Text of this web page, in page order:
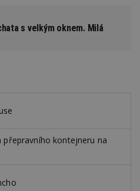
s velkým oknem. Milá
přepravního kontejneru na